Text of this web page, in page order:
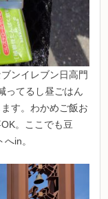
ンイレブン日高門
ってるし昼ごはん
す。わかめご飯お
。ここでも豆
in。